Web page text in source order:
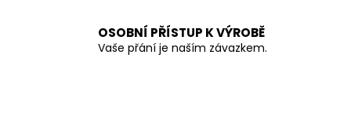
OSOBNÍ PŘÍSTUP K VÝROBĚ
Vaše přání je naším závazkem.